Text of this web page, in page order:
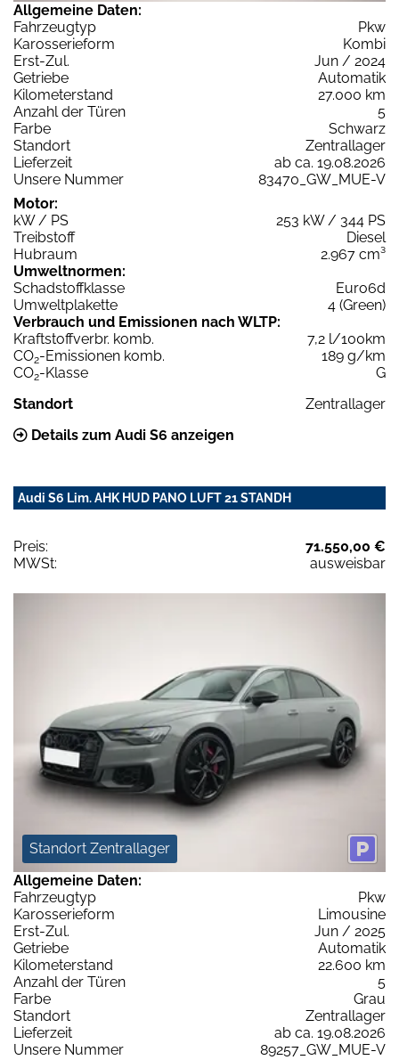
Allgemeine Daten:
Fahrzeugtyp
Pkw
Karosserieform
Kombi
Erst-Zul.
Jun / 2024
Getriebe
Automatik
Kilometerstand
27.000 km
Anzahl der Türen
5
Farbe
Schwarz
Standort
Zentrallager
Lieferzeit
ab ca. 19.08.2026
Unsere Nummer
83470_GW_MUE-V
Motor:
kW / PS
253 kW / 344 PS
Treibstoff
Diesel
Hubraum
2.967 cm³
Umweltnormen:
Schadstoffklasse
Euro6d
Umweltplakette
4 (Green)
Verbrauch und Emissionen nach WLTP:
Kraftstoffverbr. komb.
7,2 l/100km
CO2-Emissionen komb.
189 g/km
CO2-Klasse
G
Standort
Zentrallager
Details zum Audi S6 anzeigen
Audi S6 Lim. AHK HUD PANO LUFT 21 STANDH
Preis:
71.550,00 €
MWSt:
ausweisbar
Standort Zentrallager
Allgemeine Daten:
Fahrzeugtyp
Pkw
Karosserieform
Limousine
Erst-Zul.
Jun / 2025
Getriebe
Automatik
Kilometerstand
22.600 km
Anzahl der Türen
5
Farbe
Grau
Standort
Zentrallager
Lieferzeit
ab ca. 19.08.2026
Unsere Nummer
89257_GW_MUE-V